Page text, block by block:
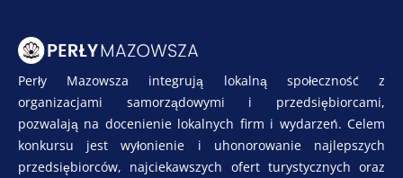
Perły Mazowsza integrują lokalną społeczność z
organizacjami samorządowymi i przedsiębiorcami,
pozwalają na docenienie lokalnych firm i wydarzeń. Celem
konkursu jest wyłonienie i uhonorowanie najlepszych
przedsiębiorców, najciekawszych ofert turystycznych oraz